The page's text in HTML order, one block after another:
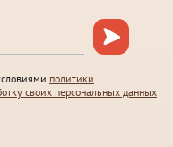
политики
своих персональных данных